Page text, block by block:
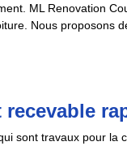
ML Renovation
Nous proposons
sont travaux pour la